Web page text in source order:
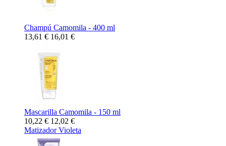
Champú Camomila - 400 ml
13,61 € 16,01 €
Mascarilla Camomila - 150 ml
10,22 € 12,02 €
Matizador Violeta